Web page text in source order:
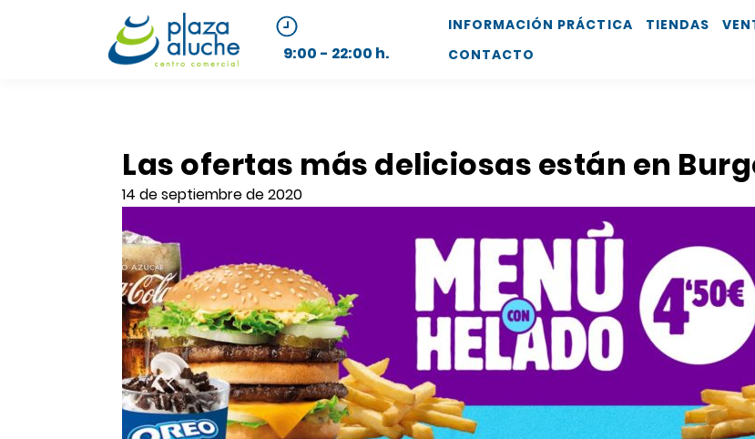
9:00 - 22:00 h.
INFORMACIÓN PRÁCTICA TIENDAS
CONTACTO
Las ofertas más deliciosas están en
14 de septiembre de 2020